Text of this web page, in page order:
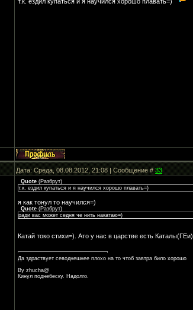
Дата: Среда, 08.08.2012, 21:08 | Сообщение #33
Quote (Разбрут)
т.к. ездил купаться и я научился хорошо плавать=)
я как тонул то научился=)
Quote (Разбрут)
ради вас может седня че нить накатаю=)
Катай токо стихи=). Ато у нас в царстве есть Каталы(ГЕи)
Да здраствует севоднешнее плохо на то чтоб завтра било хорошо
By zhucha@
Кинул поднебеску. Надолго.